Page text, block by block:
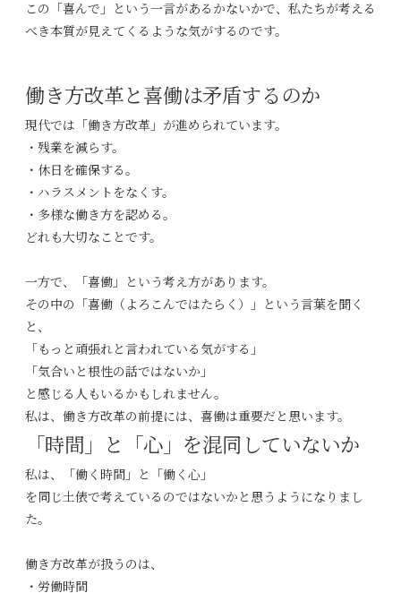
この「喜んで」という一言があるかないかで、私たちが考える
べき本質が見えてくるような気がするのです。
働き方改革と喜働は矛盾するのか
現代では「働き方改革」が進められています。
・残業を減らす。
・休日を確保する。
・ハラスメントをなくす。
・多様な働き方を認める。
どれも大切なことです。
一方で、「喜働」という考え方があります。
その中の「喜働（よろこんではたらく）」という言葉を聞く
と、
「もっと頑張れと言われている気がする」
「気合いと根性の話ではないか」
と感じる人もいるかもしれません。
私は、働き方改革の前提には、喜働は重要だと思います。
「時間」と「心」を混同していないか
私は、「働く時間」と「働く心」
を同じ土俵で考えているのではないかと思うようになりまし
た。
働き方改革が扱うのは、
・労働時間